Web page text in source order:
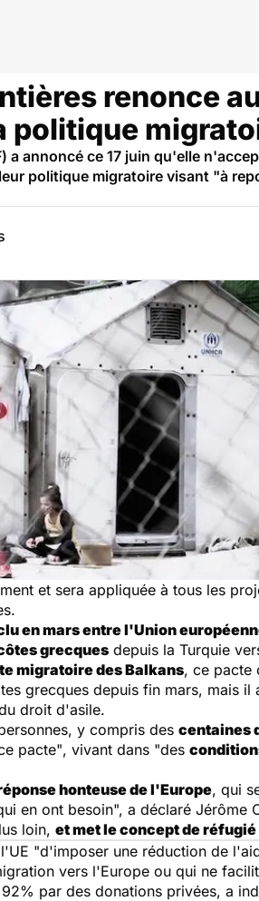
renonce
politique
a annoncé ce 17 juin qu'elle
politique migratoire visant "à
et sera appliquée à tous les
en mars entre l'Union
grecques depuis la Turquie
migratoire des Balkans, ce pacte
grecques depuis fin mars, mais
droit d'asile.
y compris des centaines
pacte", vivant dans "des
honteuse de l'Europe, qui
en ont besoin", a déclaré Jérôme
loin, et met le concept de
"d'imposer une réduction de
vers l'Europe ou qui ne
par des donations privées, a